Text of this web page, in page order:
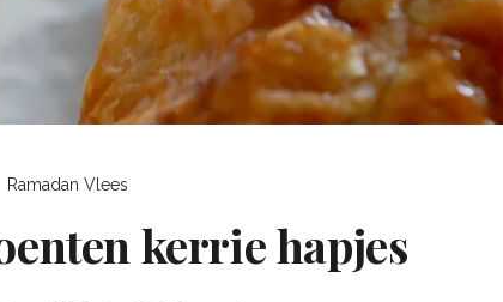
Ramadan Vlees
kerrie hapjes